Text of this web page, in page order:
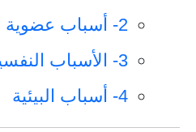
2- أسباب عضوية
3- الأسباب النفسية
4- أسباب البيئية